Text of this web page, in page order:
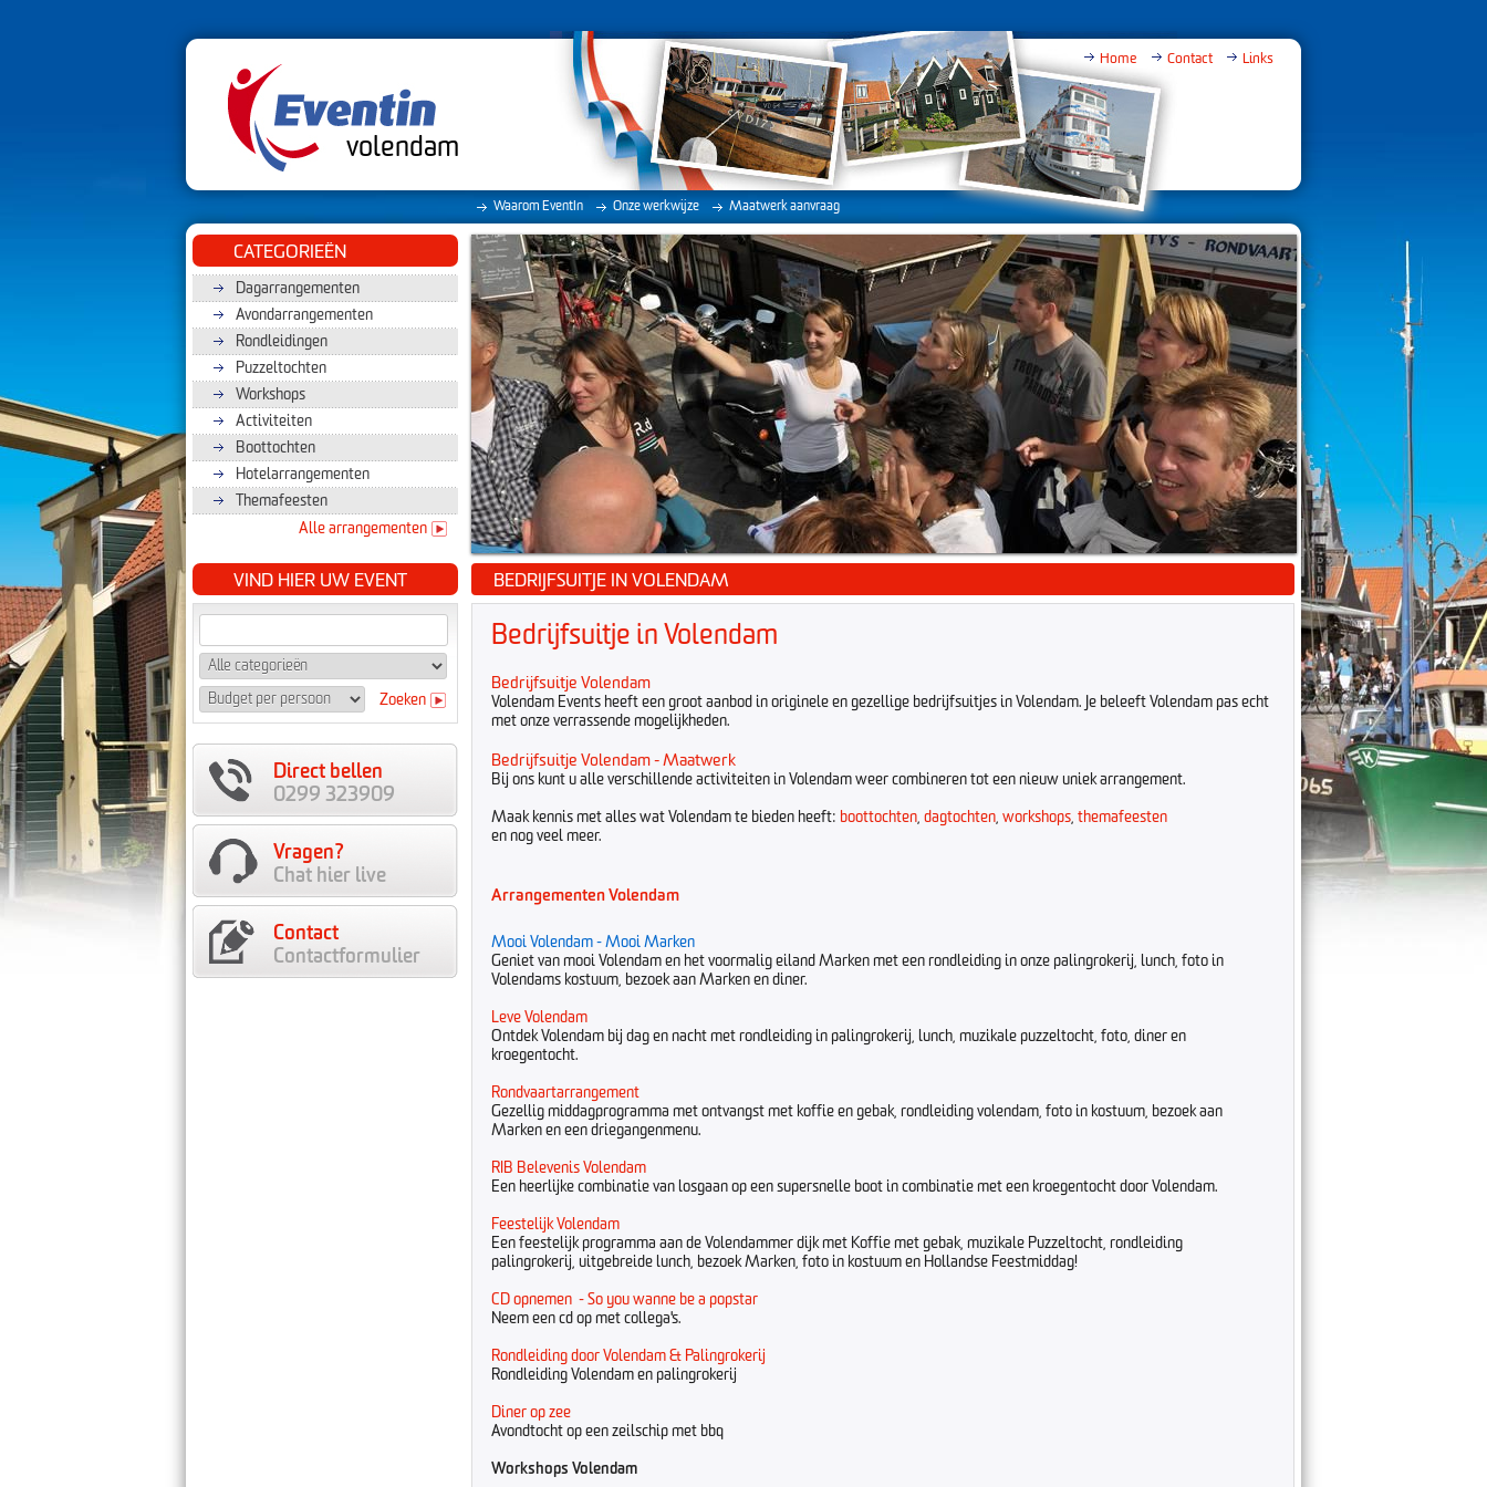
volendam
Home Contact Links
Waarom EventIn Onze werkwijze Maatwerk aanvraag
CATEGORIEËN
Dagarrangementen
Avondarrangementen
Rondleidingen
Puzzeltochten
Workshops
Activiteiten
Boottochten
Hotelarrangementen
Themafeesten
Alle arrangementen
VIND HIER UW EVENT
Zoeken
Direct bellen
0299 323909
Vragen?
Chat hier live
Contact
Contactformulier
BEDRIJFSUITJE IN VOLENDAM
Bedrijfsuitje in Volendam
Bedrijfsuitje Volendam
Volendam Events heeft een groot aanbod in originele en gezellige bedrijfsuitjes in Volendam. Je beleeft Volendam pas echt
met onze verrassende mogelijkheden.
Bedrijfsuitje Volendam - Maatwerk
Bij ons kunt u alle verschillende activiteiten in Volendam weer combineren tot een nieuw uniek arrangement.
Maak kennis met alles wat Volendam te bieden heeft: boottochten, dagtochten, workshops, themafeesten
en nog veel meer.
Arrangementen Volendam
Mooi Volendam - Mooi Marken
Geniet van mooi Volendam en het voormalig eiland Marken met een rondleiding in onze palingrokerij, lunch, foto in
Volendams kostuum, bezoek aan Marken en diner.
Leve Volendam
Ontdek Volendam bij dag en nacht met rondleiding in palingrokerij, lunch, muzikale puzzeltocht, foto, diner en
kroegentocht.
Rondvaartarrangement
Gezellig middagprogramma met ontvangst met koffie en gebak, rondleiding volendam, foto in kostuum, bezoek aan
Marken en een driegangenmenu.
RIB Belevenis Volendam
Een heerlijke combinatie van losgaan op een supersnelle boot in combinatie met een kroegentocht door Volendam.
Feestelijk Volendam
Een feestelijk programma aan de Volendammer dijk met Koffie met gebak, muzikale Puzzeltocht, rondleiding
palingrokerij, uitgebreide lunch, bezoek Marken, foto in kostuum en Hollandse Feestmiddag!
CD opnemen - So you wanne be a popstar
Neem een cd op met collega's.
Rondleiding door Volendam & Palingrokerij
Rondleiding Volendam en palingrokerij
Diner op zee
Avondtocht op een zeilschip met bbq
Workshops Volendam